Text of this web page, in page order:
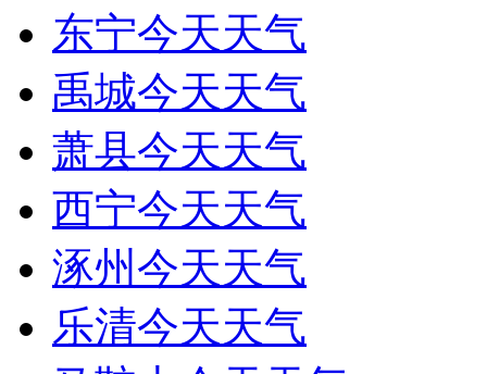
东宁今天天气
禹城今天天气
萧县今天天气
西宁今天天气
涿州今天天气
乐清今天天气